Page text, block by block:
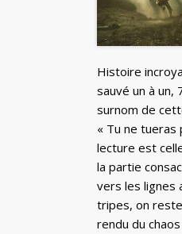
Histoire
sauvé un à un,
surnom de
« Tu ne tueras
lecture est
la partie
vers les lignes
tripes, on
rendu du